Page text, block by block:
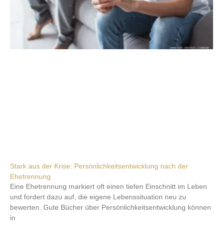
Stark aus der Krise: Persönlichkeitsentwicklung nach der
Ehetrennung
Eine Ehetrennung markiert oft einen tiefen Einschnitt im Leben
und fordert dazu auf, die eigene Lebenssituation neu zu
bewerten. Gute Bücher über Persönlichkeitsentwicklung können
in